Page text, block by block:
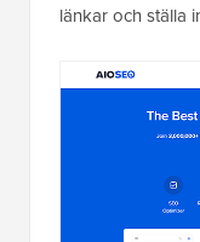
länkar och ställa